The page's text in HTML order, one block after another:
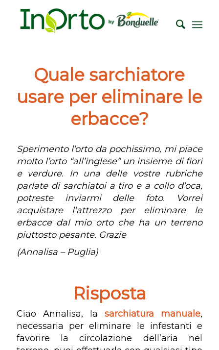
Quale sarchiatore
usare per eliminare le
erbacce?
Sperimento l’orto da pochissimo, mi piace
molto l’orto “all’inglese” un insieme di fiori
e verdure. In una delle vostre rubriche
parlate di sarchiatoi a tiro e a collo d’oca,
potreste inviarmi delle foto. Vorrei
acquistare l’attrezzo per eliminare le
erbacce dal mio orto che ha un terreno
piuttosto pesante. Grazie
(Annalisa – Puglia)
Risposta
Ciao Annalisa, lasarchiatura manuale,
necessaria per eliminare le infestanti e
favorire la circolazione dell’aria nel